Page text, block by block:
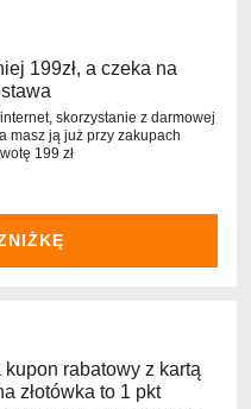
199zł, a czeka na
skorzystanie z darmowej
masz ją już przy zakupach
199 zł
rabatowy z kartą
złotówka to 1 pkt